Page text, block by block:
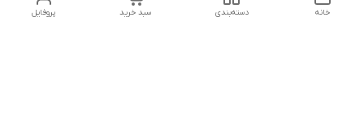
پروفایل سبد خرید دسته‌بندی خانه